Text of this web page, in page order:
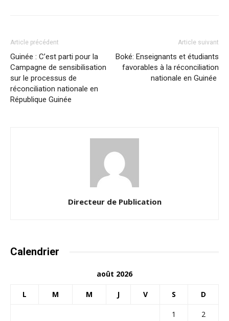
Article précédent
Guinée : C’est parti pour la
Campagne de sensibilisation
sur le processus de
réconciliation nationale en
République Guinée
Article suivant
Boké: Enseignants et étudiants
favorables à la réconciliation
nationale en Guinée
Directeur de Publication
Calendrier
août 2026
L M M J V S D
1
2